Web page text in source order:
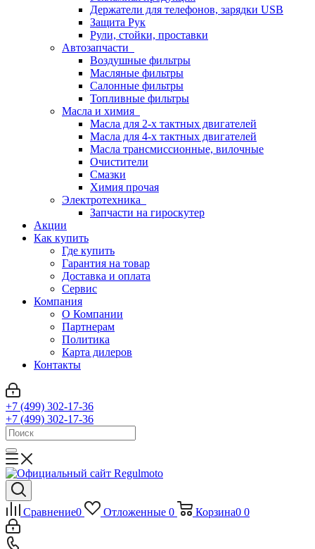
Держатели для телефонов, зарядки USB
Защита Рук
Рули, стойки, проставки
Автозапчасти
Воздушные фильтры
Масляные фильтры
Салонные фильтры
Топливные фильтры
Масла и химия
Масла для 2-х тактных двигателей
Масла для 4-х тактных двигателей
Масла трансмиссионные, вилочные
Очистители
Смазки
Химия прочая
Электротехника
Запчасти на гироскутер
Акции
Как купить
Где купить
Гарантия на товар
Доставка и оплата
Сервис
Компания
О Компании
Партнерам
Политика
Карта дилеров
Контакты
+7 (499) 302-17-36
+7 (499) 302-17-36
Сравнение0 Отложенные 0 Корзина0 0